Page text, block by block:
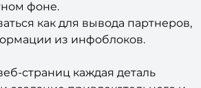
динамических плавающих
фоне.
как для вывода партнеров,